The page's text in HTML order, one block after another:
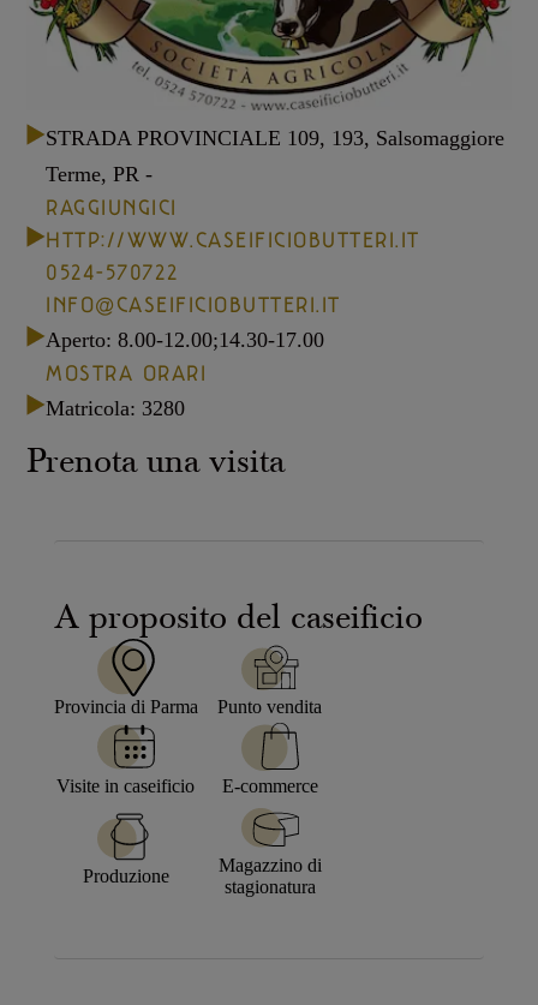
Casello d'Oro Awards
Progetti
Bilancio di sostenibilità
Progetto Prodotto di Montagna
Archivio storico
Campagne pubblicitarie
Area Download
Più grande, insieme
ITALIANO
DEU
FRA
ESP
FAQ
AREA OPERATORI
STRADA PROVINCIALE 109, 193, Salsomaggiore
Terme, PR -
RAGGIUNGICI
HTTP://WWW.CASEIFICIOBUTTERI.IT
0524-570722
INFO@CASEIFICIOBUTTERI.IT
Aperto:8.00-12.00;14.30-17.00
MOSTRA ORARI
Matricola: 3280
Prenota una visita
A proposito del caseificio
Provincia di Parma Punto vendita
Visite in caseificio E-commerce
Produzione
Magazzino di
stagionatura